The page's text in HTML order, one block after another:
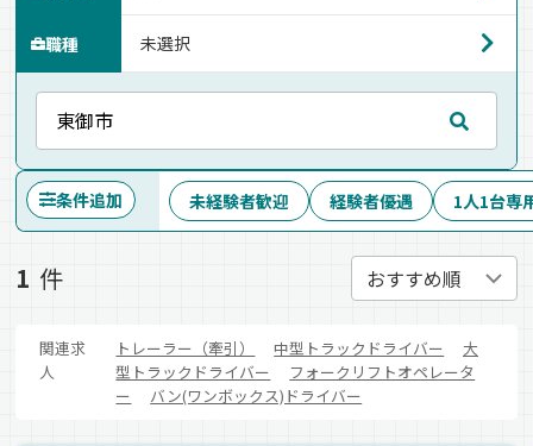
職種
条件追加 未経験者歓迎 経験者優遇 1人1台専
1 件
関連求
人
トレーラー（牽引） 中型トラックドライバー
大
型トラックドライバー
フォークリフトオペレータ
ー
バン(ワンボックス)ドライバー